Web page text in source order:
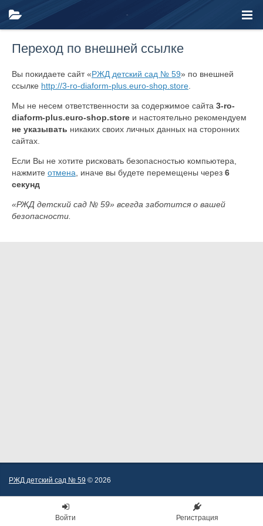
Переход по внешней ссылке
Вы покидаете сайт «РЖД детский сад № 59» по внешней
ссылке http://3-ro-diaform-plus.euro-shop.store
Мы не несем ответственности за содержимое сайта 3-ro-
diaform-plus.euro-shop.store и настоятельно рекомендуем
не указывать никаких своих личных данных на сторонних
сайтах.
Если Вы не хотите рисковать безопасностью компьютера,
нажмите отмена , иначе вы будете перемещены через 6
секунд
«РЖД детский сад № 59» всегда заботится о вашей
безопасности.
РЖД детский сад № 59 © 2026
Войти Регистрация